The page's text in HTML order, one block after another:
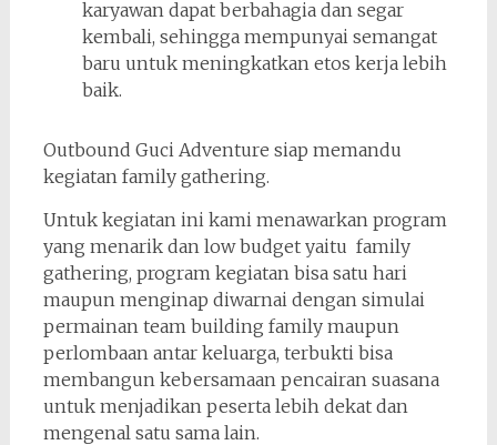
karyawan dapat berbahagia dan segar
kembali, sehingga mempunyai semangat
baru untuk meningkatkan etos kerja lebih
baik.
Outbound Guci Adventure siap memandu
kegiatan family gathering.
Untuk kegiatan ini kami menawarkan program
yang menarik dan low budget yaitu family
gathering, program kegiatan bisa satu hari
maupun menginap diwarnai dengan simulai
permainan team building family maupun
perlombaan antar keluarga, terbukti bisa
membangun kebersamaan pencairan suasana
untuk menjadikan peserta lebih dekat dan
mengenal satu sama lain.